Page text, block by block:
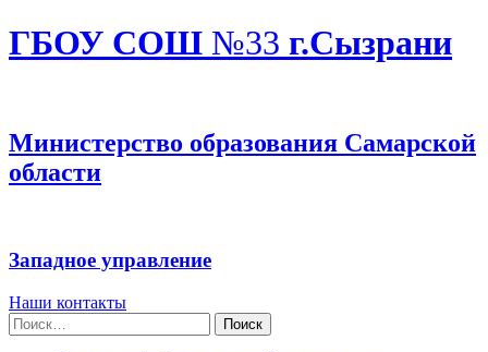
ГБОУ СОШ №33 г.Сызрани
Министерство образования Самарской
области
Западное управление
Наши контакты
Найти: